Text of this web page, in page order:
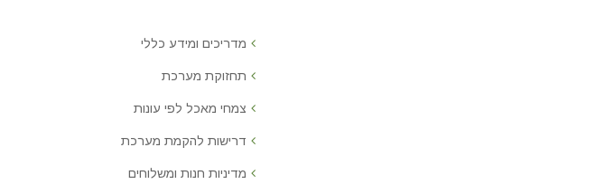
מדריכים ומידע כללי
תחזוקת מערכת
צמחי מאכל לפי עונות
דרישות להקמת מערכת
מדיניות חנות ומשלוחים